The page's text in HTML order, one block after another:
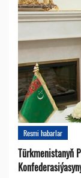
Resmi habarlar
Türkmenistanyň